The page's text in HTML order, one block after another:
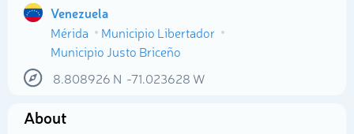
Venezuela
Mérida
Municipio Libertador
Municipio Justo Briceño
8.808926 N -71.023628 W
About
Select photo